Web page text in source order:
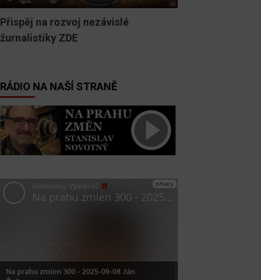
Přispěj na rozvoj nezávislé
žurnalistiky ZDE
RÁDIO NA NAŠÍ STRANĚ